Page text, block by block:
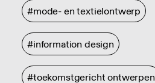
#mode- en textielontwerp
#information design
#toekomstgericht ontwerpen